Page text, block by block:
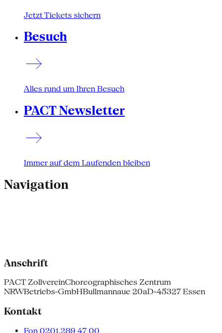
Jetzt Tickets sichern
Besuch
Alles rund um Ihren Besuch
PACT Newsletter
Immer auf dem Laufenden bleiben
Navigation
Anschrift
PACT ZollvereinChoreographisches Zentrum
NRWBetriebs-GmbHBullmannaue 20aD-45327 Essen
Kontakt
Fon 0201.289 47 00